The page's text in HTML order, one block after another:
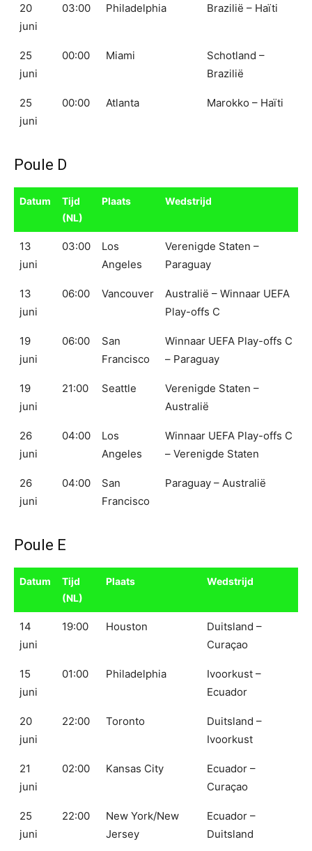
20
juni
03:00 Philadelphia Brazilië – Haïti
25
juni
00:00 Miami
Schotland –
Brazilië
25
juni
00:00 Atlanta Marokko – Haïti
Poule D
Datum
Tijd
(NL)
Plaats Wedstrijd
13
juni
03:00
Los
Angeles
Verenigde Staten –
Paraguay
13
juni
06:00 Vancouver
Australië – Winnaar UEFA
Play-offs C
19
juni
06:00
San
Francisco
Winnaar UEFA Play-offs C
– Paraguay
19
juni
21:00 Seattle
Verenigde Staten –
Australië
26
juni
04:00
Los
Angeles
Winnaar UEFA Play-offs C
– Verenigde Staten
26
juni
04:00
San
Francisco
Paraguay – Australië
Poule E
Datum
Tijd
(NL)
Plaats Wedstrijd
14
juni
19:00 Houston
Duitsland –
Curaçao
15
juni
01:00 Philadelphia
Ivoorkust –
Ecuador
20
juni
22:00 Toronto
Duitsland –
Ivoorkust
21
juni
02:00 Kansas City
Ecuador –
Curaçao
25
juni
22:00
New York/New
Jersey
Ecuador –
Duitsland